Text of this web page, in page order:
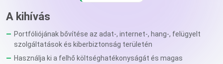
A kihívás
Portfóliójának bővítése az adat-, internet-, hang-, felügyelt
szolgáltatások és kiberbiztonság területén
Használja ki a felhő költséghatékonyságát és magas